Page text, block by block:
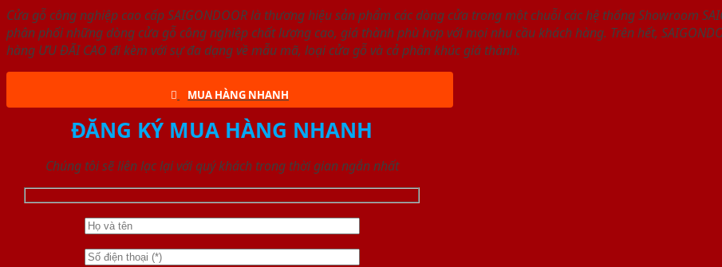
Cửa gỗ công nghiệp cao cấp SAIGONDOOR là thương hiệu sản phẩm các dòng cửa trong một chuỗi các hệ thống Showroom
phân phối những dòng cửa gỗ công nghiệp chất lượng cao, giá thành phù hợp với mọi nhu cầu khách hàng. Trên hết,
hàng ƯU ĐÃI CAO đi kèm với sự đa dạng về mẫu mã, loại cửa gỗ và cả phân khúc giá thành.
MUA HÀNG NHANH
ĐĂNG KÝ MUA HÀNG NHANH
Chúng tôi sẽ liên lạc lại với quý khách trong thời gian ngắn nhất